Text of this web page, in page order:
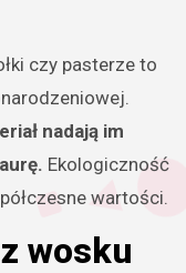
czy pasterze to
nadają im
Ekologiczność
wartości.
wosku